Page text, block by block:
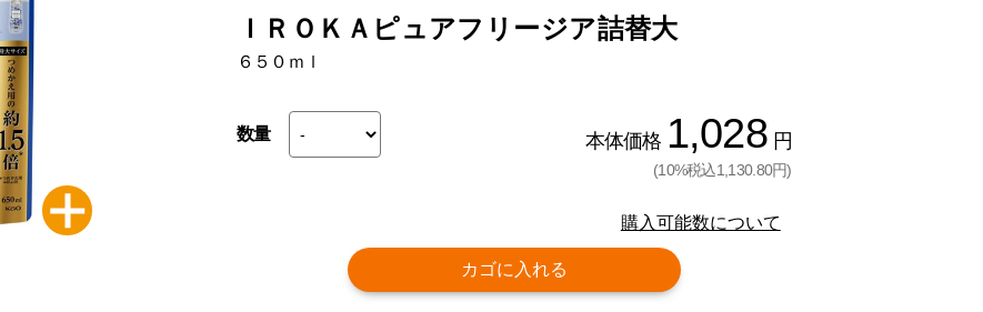
ＩＲＯＫＡピュアフリージア詰替大
６５０ｍｌ
数量 本体価格 1,028 円
(10%税込1,130.80円)
購入可能数について
カゴに入れる